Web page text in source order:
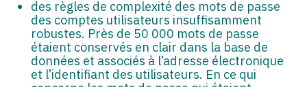
des règles de complexité des mots de passe
des comptes utilisateurs insuffisamment
robustes. Près de 50 000 mots de passe
étaient conservés en clair dans la base de
données et associés à l’adresse électronique
et l’identifiant des utilisateurs. En ce qui